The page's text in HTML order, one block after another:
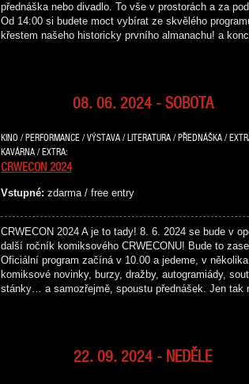
přednáška nebo divadlo. To vše v prostorách a za
Od 14:00 si budete moct vybírat ze skvělého
křestem našeho historicky prvního almanachu! a
08. 06. 2024 - SOBOTA
KINO / PERFORMANCE / VÝSTAVA / LITERATURA / PŘEDNÁŠKA /
KAVÁRNA / EXTRA:
CRWECON 2024
Vstupné: zdarma / free entry
CRWECON 2024 A je to tady! 8. 6. 2024 se bude v
další ročník komiksového CRWECONU! Bude to
Oficiální program začíná v 10.00 a jedeme, v
komiksové novinky, burzy, dražby, autogramiády,
stánky… a samozřejmě, spoustu přednášek. Jen tak
22. 09. 2024 - NEDĚLE